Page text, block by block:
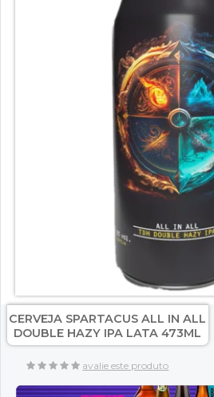
CERVEJA SPARTACUS ALL IN ALL
DOUBLE HAZY IPA LATA 473ML
avalie este produto